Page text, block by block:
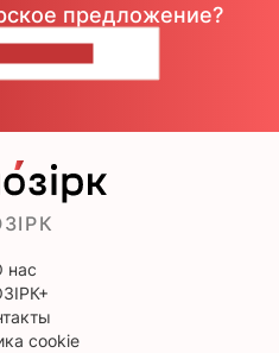
предложение?
нас
cookie